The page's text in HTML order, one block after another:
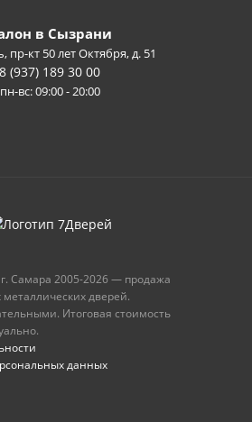
в Сызрани
пр-кт 50 лет Октября, д. 51
8 (937) 189 30 00
пн-вс: 09:00 - 20:00
Самара 2005-2026 — продажа
дверей.
Итоговая стоимость
данных